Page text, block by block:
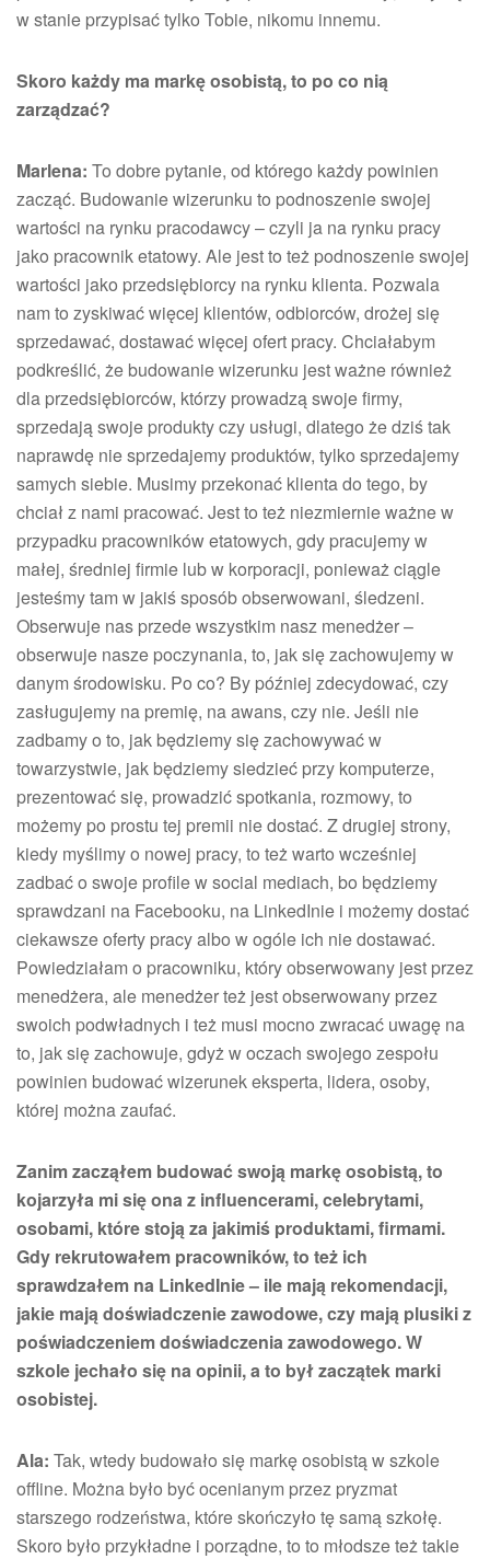
w stanie przypisać tylko Tobie, nikomu innemu.
Skoro każdy ma markę osobistą, to po co nią
zarządzać?
Marlena: To dobre pytanie, od którego każdy powinien
zacząć. Budowanie wizerunku to podnoszenie swojej
wartości na rynku pracodawcy – czyli ja na rynku pracy
jako pracownik etatowy. Ale jest to też podnoszenie swojej
wartości jako przedsiębiorcy na rynku klienta. Pozwala
nam to zyskiwać więcej klientów, odbiorców, drożej się
sprzedawać, dostawać więcej ofert pracy. Chciałabym
podkreślić, że budowanie wizerunku jest ważne również
dla przedsiębiorców, którzy prowadzą swoje firmy,
sprzedają swoje produkty czy usługi, dlatego że dziś tak
naprawdę nie sprzedajemy produktów, tylko sprzedajemy
samych siebie. Musimy przekonać klienta do tego, by
chciał z nami pracować. Jest to też niezmiernie ważne w
przypadku pracowników etatowych, gdy pracujemy w
małej, średniej firmie lub w korporacji, ponieważ ciągle
jesteśmy tam w jakiś sposób obserwowani, śledzeni.
Obserwuje nas przede wszystkim nasz menedżer –
obserwuje nasze poczynania, to, jak się zachowujemy w
danym środowisku. Po co? By później zdecydować, czy
zasługujemy na premię, na awans, czy nie. Jeśli nie
zadbamy o to, jak będziemy się zachowywać w
towarzystwie, jak będziemy siedzieć przy komputerze,
prezentować się, prowadzić spotkania, rozmowy, to
możemy po prostu tej premii nie dostać. Z drugiej strony,
kiedy myślimy o nowej pracy, to też warto wcześniej
zadbać o swoje profile w social mediach, bo będziemy
sprawdzani na Facebooku, na LinkedInie i możemy dostać
ciekawsze oferty pracy albo w ogóle ich nie dostawać.
Powiedziałam o pracowniku, który obserwowany jest przez
menedżera, ale menedżer też jest obserwowany przez
swoich podwładnych i też musi mocno zwracać uwagę na
to, jak się zachowuje, gdyż w oczach swojego zespołu
powinien budować wizerunek eksperta, lidera, osoby,
której można zaufać.
Zanim zacząłem budować swoją markę osobistą, to
kojarzyła mi się ona z influencerami, celebrytami,
osobami, które stoją za jakimiś produktami, firmami.
Gdy rekrutowałem pracowników, to też ich
sprawdzałem na LinkedInie – ile mają rekomendacji,
jakie mają doświadczenie zawodowe, czy mają plusiki z
poświadczeniem doświadczenia zawodowego. W
szkole jechało się na opinii, a to był zaczątek marki
osobistej.
Ala: Tak, wtedy budowało się markę osobistą w szkole
offline. Można było być ocenianym przez pryzmat
starszego rodzeństwa, które skończyło tę samą szkołę.
Skoro było przykładne i porządne, to to młodsze też takie